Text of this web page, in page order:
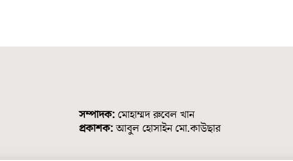
সম্পাদক: মোহাম্মদ রুবেল খান
প্রকাশক:আবুল হোসাইন মো.কাউছার